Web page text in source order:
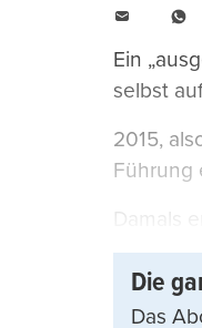
Ein
selbst
2015,
Führung
Damals
Die
Das